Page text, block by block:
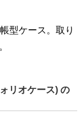
型ケース。取り
リオケース) の